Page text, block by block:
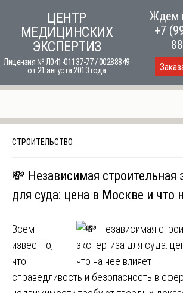
content
ЦЕНТР
МЕДИЦИНСКИХ
ЭКСПЕРТИЗ
Лицензия № Л041-01137-77 / 00288849
от 21 августа 2013 года
Ждем
+7
СТРОИТЕЛЬСТВО
💸 Независимая строительная
для суда: цена в Москве и что
Всем
известно,
что
справедливость и безопасность в